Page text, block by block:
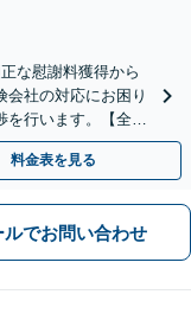
な慰謝料獲得から
社の対応にお困り
を行います。【全国
料金表を見る
ルでお問い合わせ